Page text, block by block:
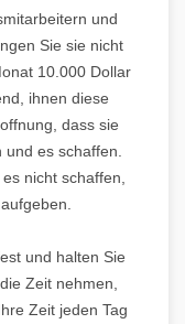
und
Sie sie nicht
10.000 Dollar
ihnen diese
dass sie
es schaffen.
nicht schaffen,
und halten Sie
Zeit nehmen,
Zeit jeden Tag